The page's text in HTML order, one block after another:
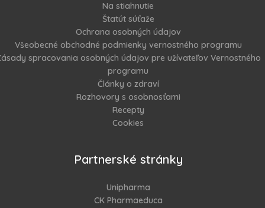
Na stiahnutie
Štatút súťaže
Ochrana osobných údajov
Všeobecné obchodné podmienky vernostného programu
spracovania osobných údajov pre užívateľov Vernostného
programu
Články o zdraví
Rozhovory s osobnosťami
Recepty
Cookies
Partnerské stránky
Unipharma
CK Pharmaeduca